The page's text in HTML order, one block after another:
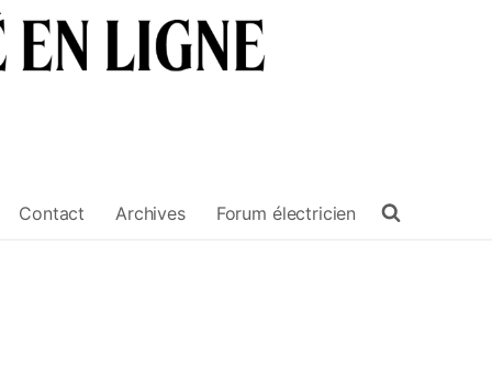
Contact Archives Forum électricien